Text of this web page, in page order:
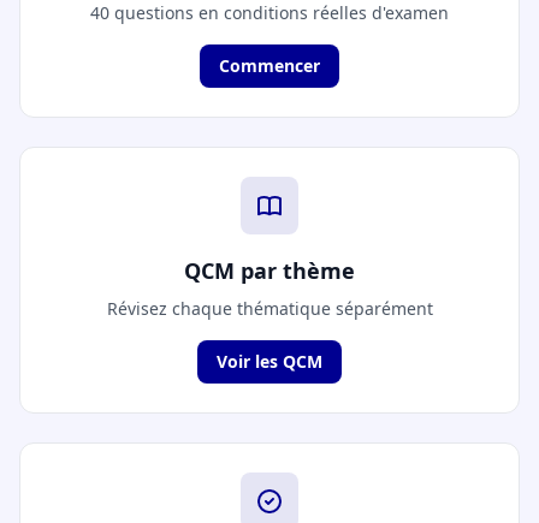
40 questions en conditions réelles d'examen
Commencer
QCM par thème
Révisez chaque thématique séparément
Voir les QCM